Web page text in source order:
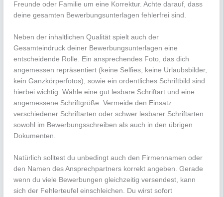
Freunde oder Familie um eine Korrektur. Achte darauf, dass
deine gesamten Bewerbungsunterlagen fehlerfrei sind.
Neben der inhaltlichen Qualität spielt auch der
Gesamteindruck deiner Bewerbungsunterlagen eine
entscheidende Rolle. Ein ansprechendes Foto, das dich
angemessen repräsentiert (keine Selfies, keine Urlaubsbilder,
kein Ganzkörperfotos), sowie ein ordentliches Schriftbild sind
hierbei wichtig. Wähle eine gut lesbare Schriftart und eine
angemessene Schriftgröße. Vermeide den Einsatz
verschiedener Schriftarten oder schwer lesbarer Schriftarten
sowohl im Bewerbungsschreiben als auch in den übrigen
Dokumenten.
Natürlich solltest du unbedingt auch den Firmennamen oder
den Namen des Ansprechpartners korrekt angeben. Gerade
wenn du viele Bewerbungen gleichzeitig versendest, kann
sich der Fehlerteufel einschleichen. Du wirst sofort